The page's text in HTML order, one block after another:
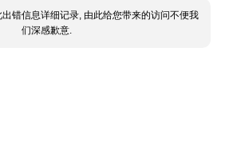
出错信息详细记录, 由此给您带来的访问不便我
们深感歉意.